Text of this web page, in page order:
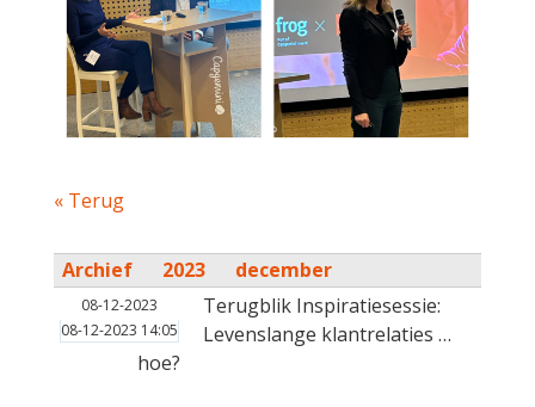
« Terug
Archief 2023 december
08-12-2023
08-12-2023 14:05
Terugblik Inspiratiesessie:
Levenslange klantrelaties …
hoe?